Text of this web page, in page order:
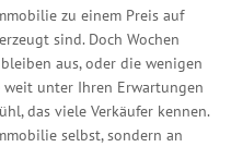
zu einem Preis auf
sind. Doch Wochen
aus, oder die wenigen
weit unter Ihren Erwartungen
das viele Verkäufer kennen.
selbst, sondern an